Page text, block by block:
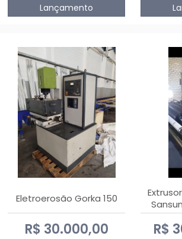
Lançamento
Eletroerosão Gorka 150
R$ 30.000,00 R$